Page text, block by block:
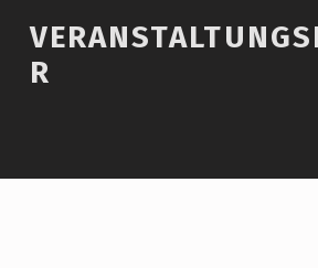
R